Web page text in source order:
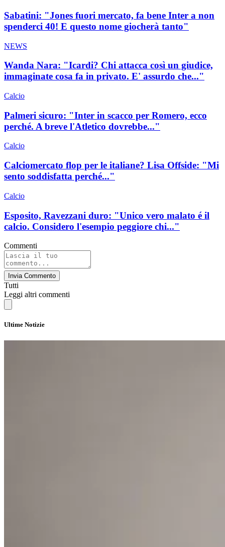
Sabatini: "Jones fuori mercato, fa bene Inter a non
spenderci 40! E questo nome giocherà tanto"
NEWS
Wanda Nara: "Icardi? Chi attacca così un giudice,
immaginate cosa fa in privato. E' assurdo che..."
Calcio
Palmeri sicuro: "Inter in scacco per Romero, ecco
perché. A breve l'Atletico dovrebbe..."
Calcio
Calciomercato flop per le italiane? Lisa Offside: "Mi
sento soddisfatta perché..."
Calcio
Esposito, Ravezzani duro: "Unico vero malato é il
calcio. Considero l'esempio peggiore chi..."
Commenti
Invia Commento
Tutti
Leggi altri commenti
Ultime Notizie